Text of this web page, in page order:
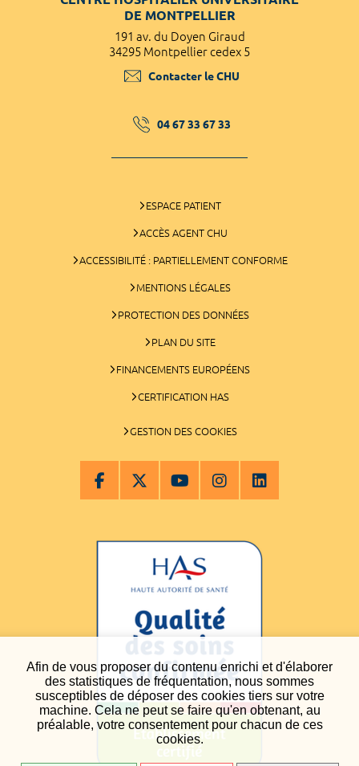
Afin de vous proposer du contenu enrichi et d'élaborer
des statistiques de fréquentation, nous sommes
susceptibles de déposer des cookies tiers sur votre
machine. Cela ne peut se faire qu'en obtenant, au
préalable, votre consentement pour chacun de ces
cookies.
DE MONTPELLIER
191 av. du Doyen Giraud
34295 Montpellier cedex 5
Contacter le CHU
04 67 33 67 33
ESPACE PATIENT
ACCÈS AGENT CHU
ACCESSIBILITÉ : PARTIELLEMENT CONFORME
MENTIONS LÉGALES
PROTECTION DES DONNÉES
PLAN DU SITE
FINANCEMENTS EUROPÉENS
CERTIFICATION HAS
GESTION DES COOKIES